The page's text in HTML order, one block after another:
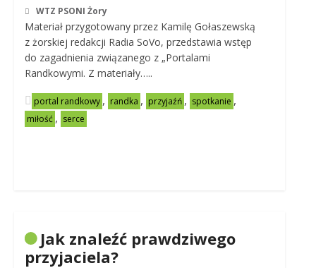
WTZ PSONI Żory
Materiał przygotowany przez Kamilę Gołaszewską
z żorskiej redakcji Radia SoVo, przedstawia wstęp
do zagadnienia związanego z „Portalami
Randkowymi. Z materiały…..
portal randkowy , randka , przyjaźń , spotkanie ,
miłość , serce
Jak znaleźć prawdziwego
przyjaciela?